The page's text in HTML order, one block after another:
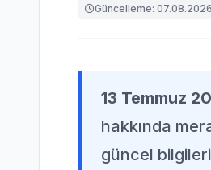
Güncelleme: 07.08.2026
13 Temmuz
hakkında
güncel